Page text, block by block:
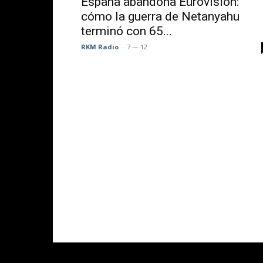
cómo la guerra de Netanyahu
terminó con 65...
RKM Radio - 7 — 12